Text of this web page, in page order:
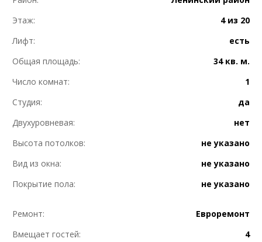
Этаж:
4 из 20
Лифт:
есть
Общая площадь:
34 кв. м.
Число комнат:
1
Студия:
да
Двухуровневая:
нет
Высота потолков:
не указано
Вид из окна:
не указано
Покрытие пола:
не указано
Ремонт:
Евроремонт
Вмещает гостей:
4